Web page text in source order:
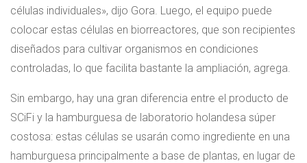
células individuales», dijo Gora. Luego, el equipo puede
colocar estas células en biorreactores, que son recipientes
diseñados para cultivar organismos en condiciones
controladas, lo que facilita bastante la ampliación, agrega.
Sin embargo, hay una gran diferencia entre el producto de
SCiFi y la hamburguesa de laboratorio holandesa súper
costosa: estas células se usarán como ingrediente en una
hamburguesa principalmente a base de plantas, en lugar de